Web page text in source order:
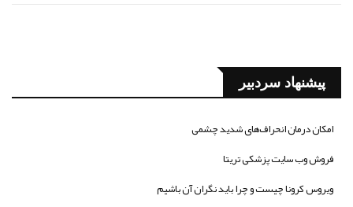
پیشنهاد سردبیر
امکان درمان انحراف‌های شدید چشمی
فروش وب سایت پزشکی تریتا
ویروس کرونا چیست و چرا باید نگران آن باشیم